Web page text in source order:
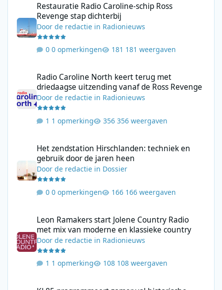
Restauratie Radio Caroline-schip Ross
Revenge stap dichterbij
Doorde redactie in Radionieuws
0 opmerkingen 181 weergaven
Radio Caroline North keert terug met
driedaagse uitzending vanaf de Ross Revenge
Doorde redactie in Radionieuws
1 opmerking 356 weergaven
Het zendstation Hirschlanden: techniek en
gebruik door de jaren heen
Doorde redactie in Dossier
0 opmerkingen 166 weergaven
Leon Ramakers start Jolene Country Radio
met mix van moderne en klassieke country
Doorde redactie in Radionieuws
1 opmerking 108 weergaven